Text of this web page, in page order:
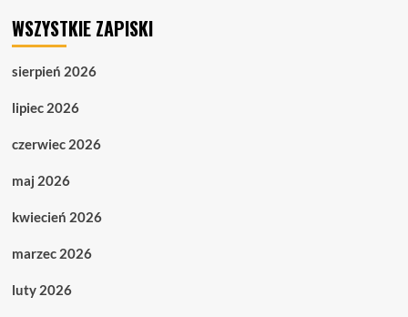
dymią?
WSZYSTKIE ZAPISKI
sierpień 2026
lipiec 2026
czerwiec 2026
maj 2026
kwiecień 2026
marzec 2026
luty 2026